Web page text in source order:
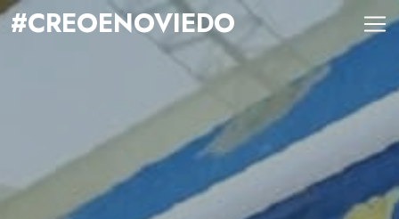
#CREOENOVIEDO